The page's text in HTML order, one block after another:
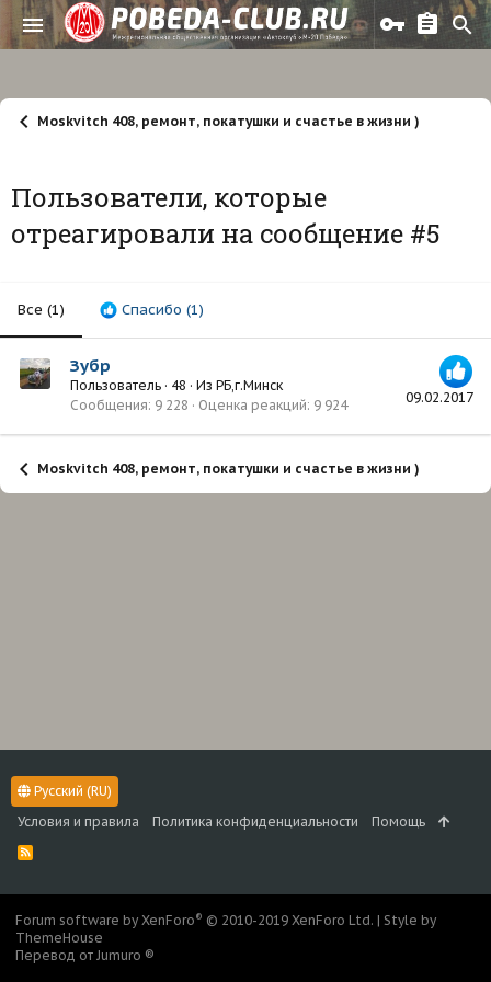
Moskvitch 408, ремонт, покатушки и счастье в жизни )
Пользователи, которые
отреагировали на сообщение #5
Все (1) Спасибо (1)
09.02.2017
Зубр
Пользователь · 48 · Из РБ,г.Минск
Сообщения 9 228 Оценка реакций 9 924
Moskvitch 408, ремонт, покатушки и счастье в жизни )
Русский (RU)
Условия и правила
Политика конфиденциальности Помощь
R
S
Forum software by XenForo® © 2010-2019 XenForo Ltd. | Style by
ThemeHouse
Перевод от Jumuro ®